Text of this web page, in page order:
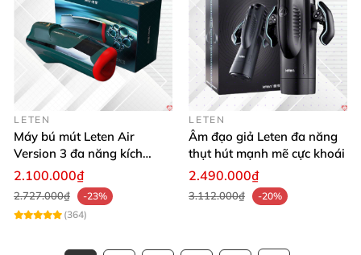
LETEN
Máy bú mút Leten Air
Version 3 đa năng kích
thích cực đỉnh
2.100.000₫
2.727.000₫
-23%
(364)
LETEN
Âm đạo giả Leten đa năng
thụt hút mạnh mẽ cực khoái
2.490.000₫
3.112.000₫ -20%